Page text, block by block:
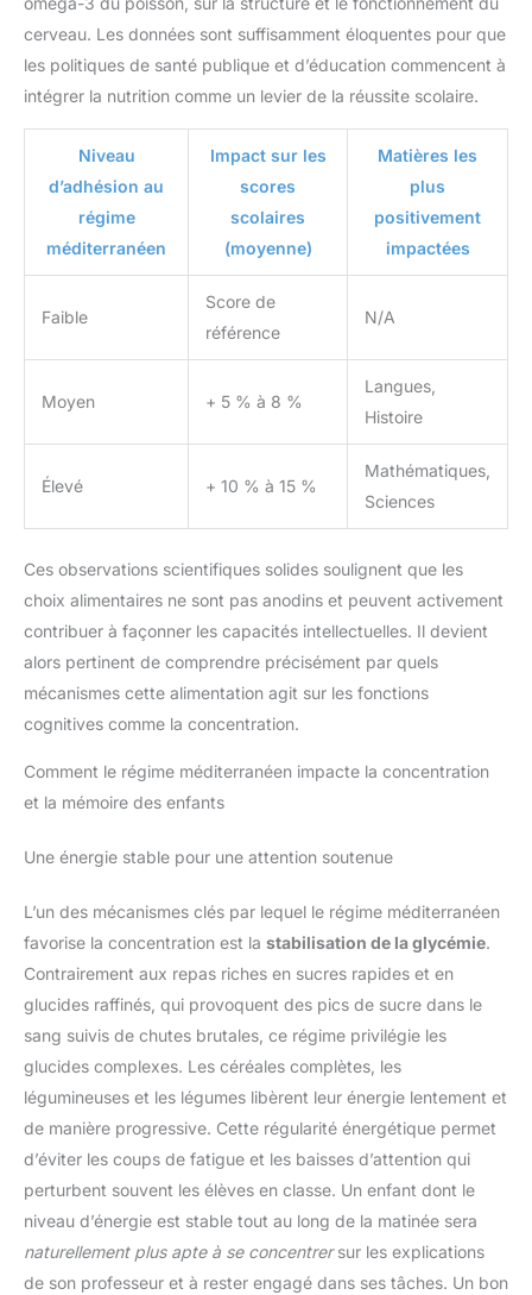
cerveau. Les données sont suffisamment éloquentes pour que
les politiques de santé publique et d’éducation commencent à
intégrer la nutrition comme un levier de la réussite scolaire.
Niveau
d’adhésion au
régime
méditerranéen
Impact sur les
scores
scolaires
(moyenne)
Matières les
plus
positivement
impactées
Faible
Score de
référence
N/A
Moyen + 5 % à 8 %
Langues,
Histoire
Élevé + 10 % à 15 %
Mathématiques,
Sciences
Ces observations scientifiques solides soulignent que les
choix alimentaires ne sont pas anodins et peuvent activement
contribuer à façonner les capacités intellectuelles. Il devient
alors pertinent de comprendre précisément par quels
mécanismes cette alimentation agit sur les fonctions
cognitives comme la concentration.
Comment le régime méditerranéen impacte la concentration
et la mémoire des enfants
Une énergie stable pour une attention soutenue
L’un des mécanismes clés par lequel le régime méditerranéen
favorise la concentration est la stabilisation de la glycémie.
Contrairement aux repas riches en sucres rapides et en
glucides raffinés, qui provoquent des pics de sucre dans le
sang suivis de chutes brutales, ce régime privilégie les
glucides complexes. Les céréales complètes, les
légumineuses et les légumes libèrent leur énergie lentement et
de manière progressive. Cette régularité énergétique permet
d’éviter les coups de fatigue et les baisses d’attention qui
perturbent souvent les élèves en classe. Un enfant dont le
niveau d’énergie est stable tout au long de la matinée sera
naturellement plus apte à se concentrersur les explications
de son professeur et à rester engagé dans ses tâches. Un bon